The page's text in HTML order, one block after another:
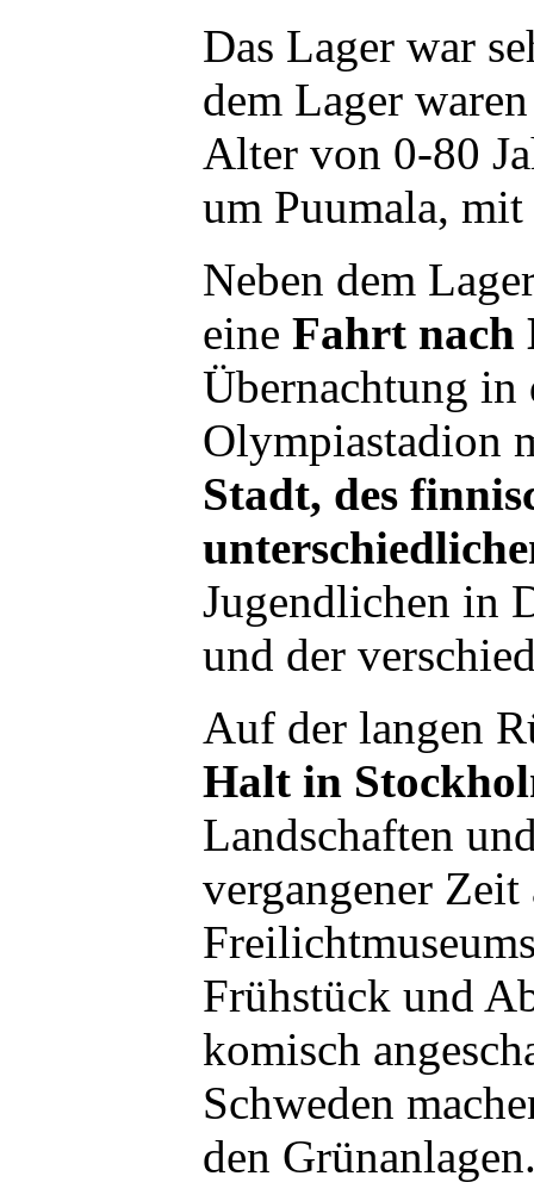
Das Lager war
dem Lager
Alter von 0-80
um Puumala,
Neben dem
eine Fahrt nach
Übernachtung in
Olympiastadion
Stadt, des
Jugendlichen in
und der
Auf der langen
Halt in
Landschaften
vergangener Zeit
Frühstück und
komisch
Schweden
den